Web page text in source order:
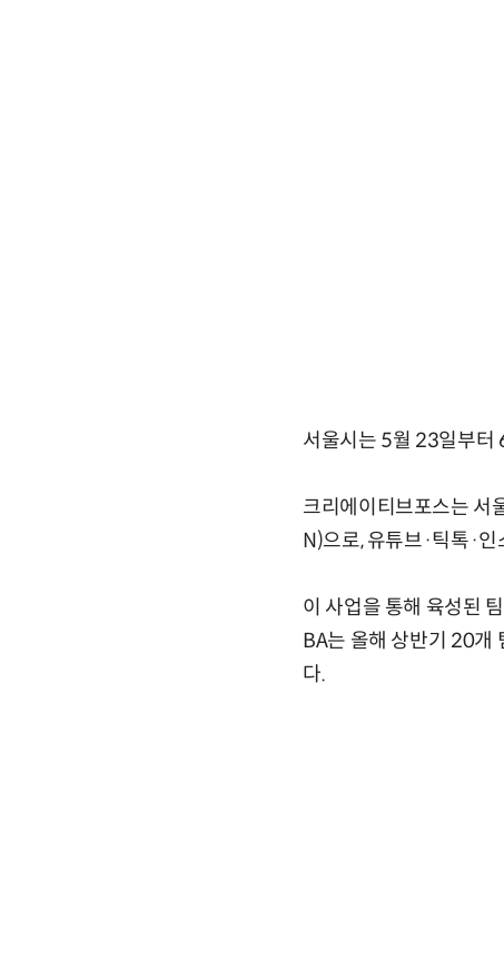
서울시는 5월 23일부터
크리에이티브포스는 서
N)으로, 유튜브·틱톡·
이 사업을 통해 육성된
BA는 올해 상반기 20개
다.